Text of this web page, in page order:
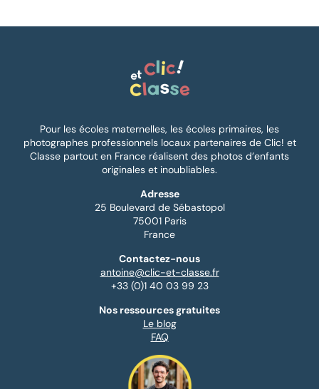
Pour les écoles maternelles, les écoles primaires, les
photographes professionnels locaux partenaires de Clic! et
Classe partout en France réalisent des photos d’enfants
originales et inoubliables.
Adresse
25 Boulevard de Sébastopol
75001 Paris
France
Contactez-nous
antoine@clic-et-classe.fr
+33 (0)1 40 03 99 23
Nos ressources gratuites
Le blog
FAQ